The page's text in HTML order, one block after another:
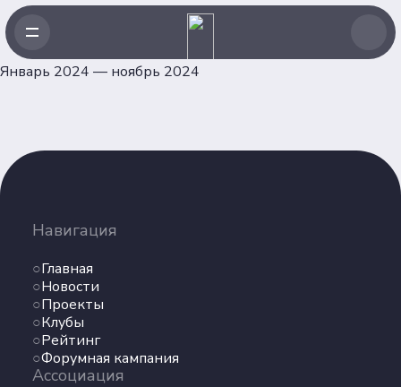
Январь 2024 — ноябрь 2024
Навигация
Главная
Новости
Проекты
Клубы
Рейтинг
Форумная кампания
Ассоциация
Главная
Новости
Проекты
Клубы
Рейтинг
Форумная кампания